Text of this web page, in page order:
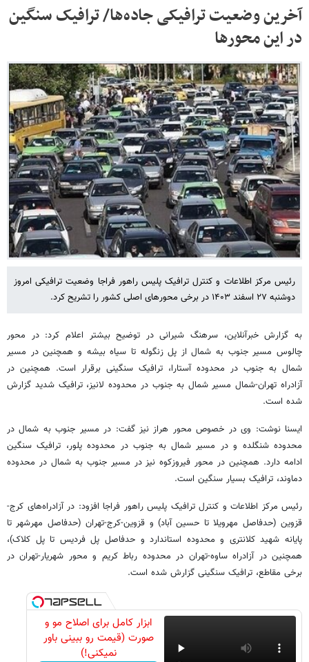
آخرین وضعیت ترافیکی جاده‌ها/ ترافیک سنگین
در این محورها
رئیس مرکز اطلاعات و کنترل ترافیک پلیس راهور فراجا وضعیت ترافیکی امروز
دوشنبه ۲۷ اسفند ۱۴۰۳ در برخی محورهای اصلی کشور را تشریح کرد.
به گزارش خبرآنلاین، سرهنگ شیرانی در توضیح بیشتر اعلام کرد: در محور
چالوس مسیر جنوب به شمال از پل زنگوله تا سیاه بیشه و همچنین در مسیر
شمال به جنوب در محدوده آستارا، ترافیک سنگینی برقرار است. همچنین در
آزادراه تهران-شمال مسیر شمال به جنوب در محدوده لانیز، ترافیک شدید گزارش
شده است.
ایسنا نوشت: وی در خصوص محور هراز نیز گفت: در مسیر جنوب به شمال در
محدوده شنگلده و در مسیر شمال به جنوب در محدوده پلور، ترافیک سنگین
ادامه دارد. همچنین در محور فیروزکوه نیز در مسیر جنوب به شمال در محدوده
دماوند، ترافیک بسیار سنگین است.
رئیس مرکز اطلاعات و کنترل ترافیک پلیس راهور فراجا افزود: در آزادراه‌های کرج-
قزوین (حدفاصل مهرویلا تا حسین آباد) و قزوین-کرج-تهران (حدفاصل مهرشهر تا
پایانه شهید کلانتری و محدوده استاندارد و حدفاصل پل فردیس تا پل کلاک)،
همچنین در آزادراه ساوه-تهران در محدوده رباط کریم و محور شهریار-تهران در
برخی مقاطع، ترافیک سنگینی گزارش شده است.
ابزار کامل برای اصلاح مو و
صورت (قیمت رو ببینی باور
نمیکنی!)